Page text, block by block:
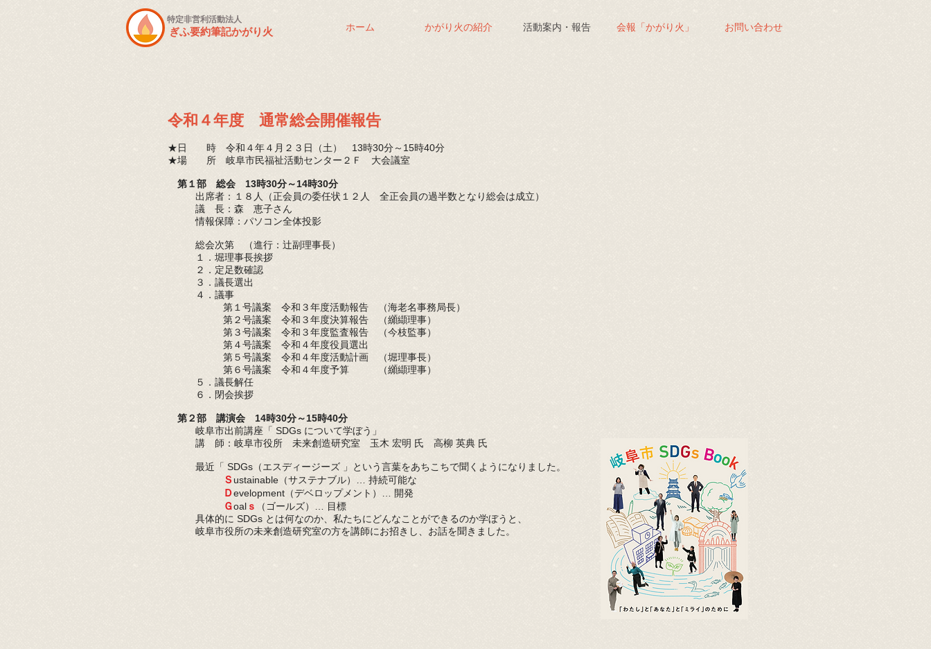
​特定非営利活動法人
ぎふ要約筆記かがり火 ホーム かがり火の紹介 活動案内・報告 会報「かがり火」 お問い合わせ
令和４年度 通常総会開催報告
★日 時 令和４年４月２３日（土） 13時30分～15時40分
★場 所 岐阜市民福祉活動センター２Ｆ 大会議室
第１部 総会 13時30分～14時30分
出席者：１８人（正会員の委任状１２人 全正会員の過半数となり総会は成立）
議 長：森 恵子さん
情報保障：パソコン全体投影
総会次第 （進行：辻副理事長）
１．堀理事長挨拶
２．定足数確認
３．議長選出
４．議事
第１号議案 令和３年度活動報告 （海老名事務局長）
第２号議案 令和３年度決算報告 （纐纈理事）
第３号議案 令和３年度監査報告 （今枝監事）
第４号議案 令和４年度役員選出
第５号議案 令和４年度活動計画 （堀理事長）
第６号議案 令和４年度予算 （纐纈理事）
５．議長解任
６．閉会挨拶
第２部 講演会 14時30分～15時40分
岐阜市出前講座「 SDGs について学ぼう」
講 師：岐阜市役所 未来創造研究室 玉木 宏明 氏 高柳 英典 氏
最近「 SDGs（エスディージーズ 」という言葉をあちこちで聞くようになりました。
Ｓustainable（サステナブル）… 持続可能な
Ｄevelopment（デベロップメント）… 開発
Ｇoal ｓ
（ゴールズ）… 目標
具体的に SDGs とは何なのか、私たちにどんなことができるのか学ぼうと、
岐阜市役所の未来創造研究室の方を講師にお招きし、お話を聞きました。